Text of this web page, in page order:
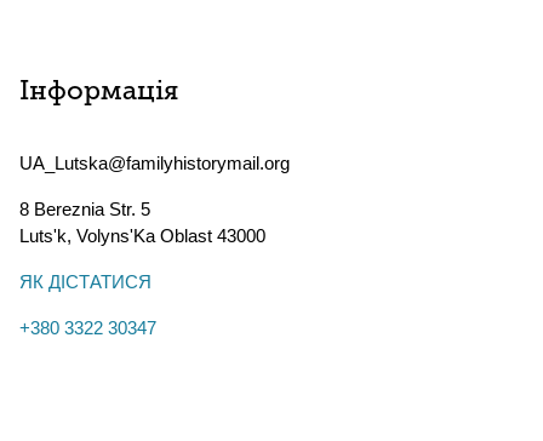
Інформація
UA_Lutska@familyhistorymail.org
8 Bereznia Str. 5
Luts'k, Volyns'Ka Oblast 43000
ЯК ДІСТАТИСЯ
+380 3322 30347